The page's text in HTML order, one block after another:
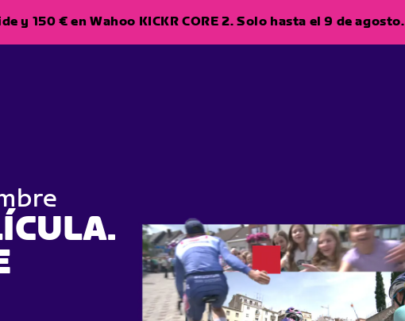
y 150 € en Wahoo KICKR CORE 2. Solo hasta el 9 de agosto.